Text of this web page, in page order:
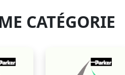
CATÉGORIE